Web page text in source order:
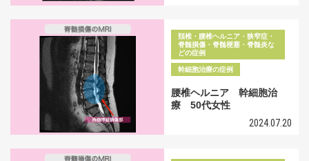
頚椎・腰椎ヘルニア・狭窄症・
脊髄損傷・脊髄梗塞・脊髄炎な
どの症例
幹細胞治療の症例
腰椎ヘルニア 幹細胞治
療 50代女性
2024.07.20